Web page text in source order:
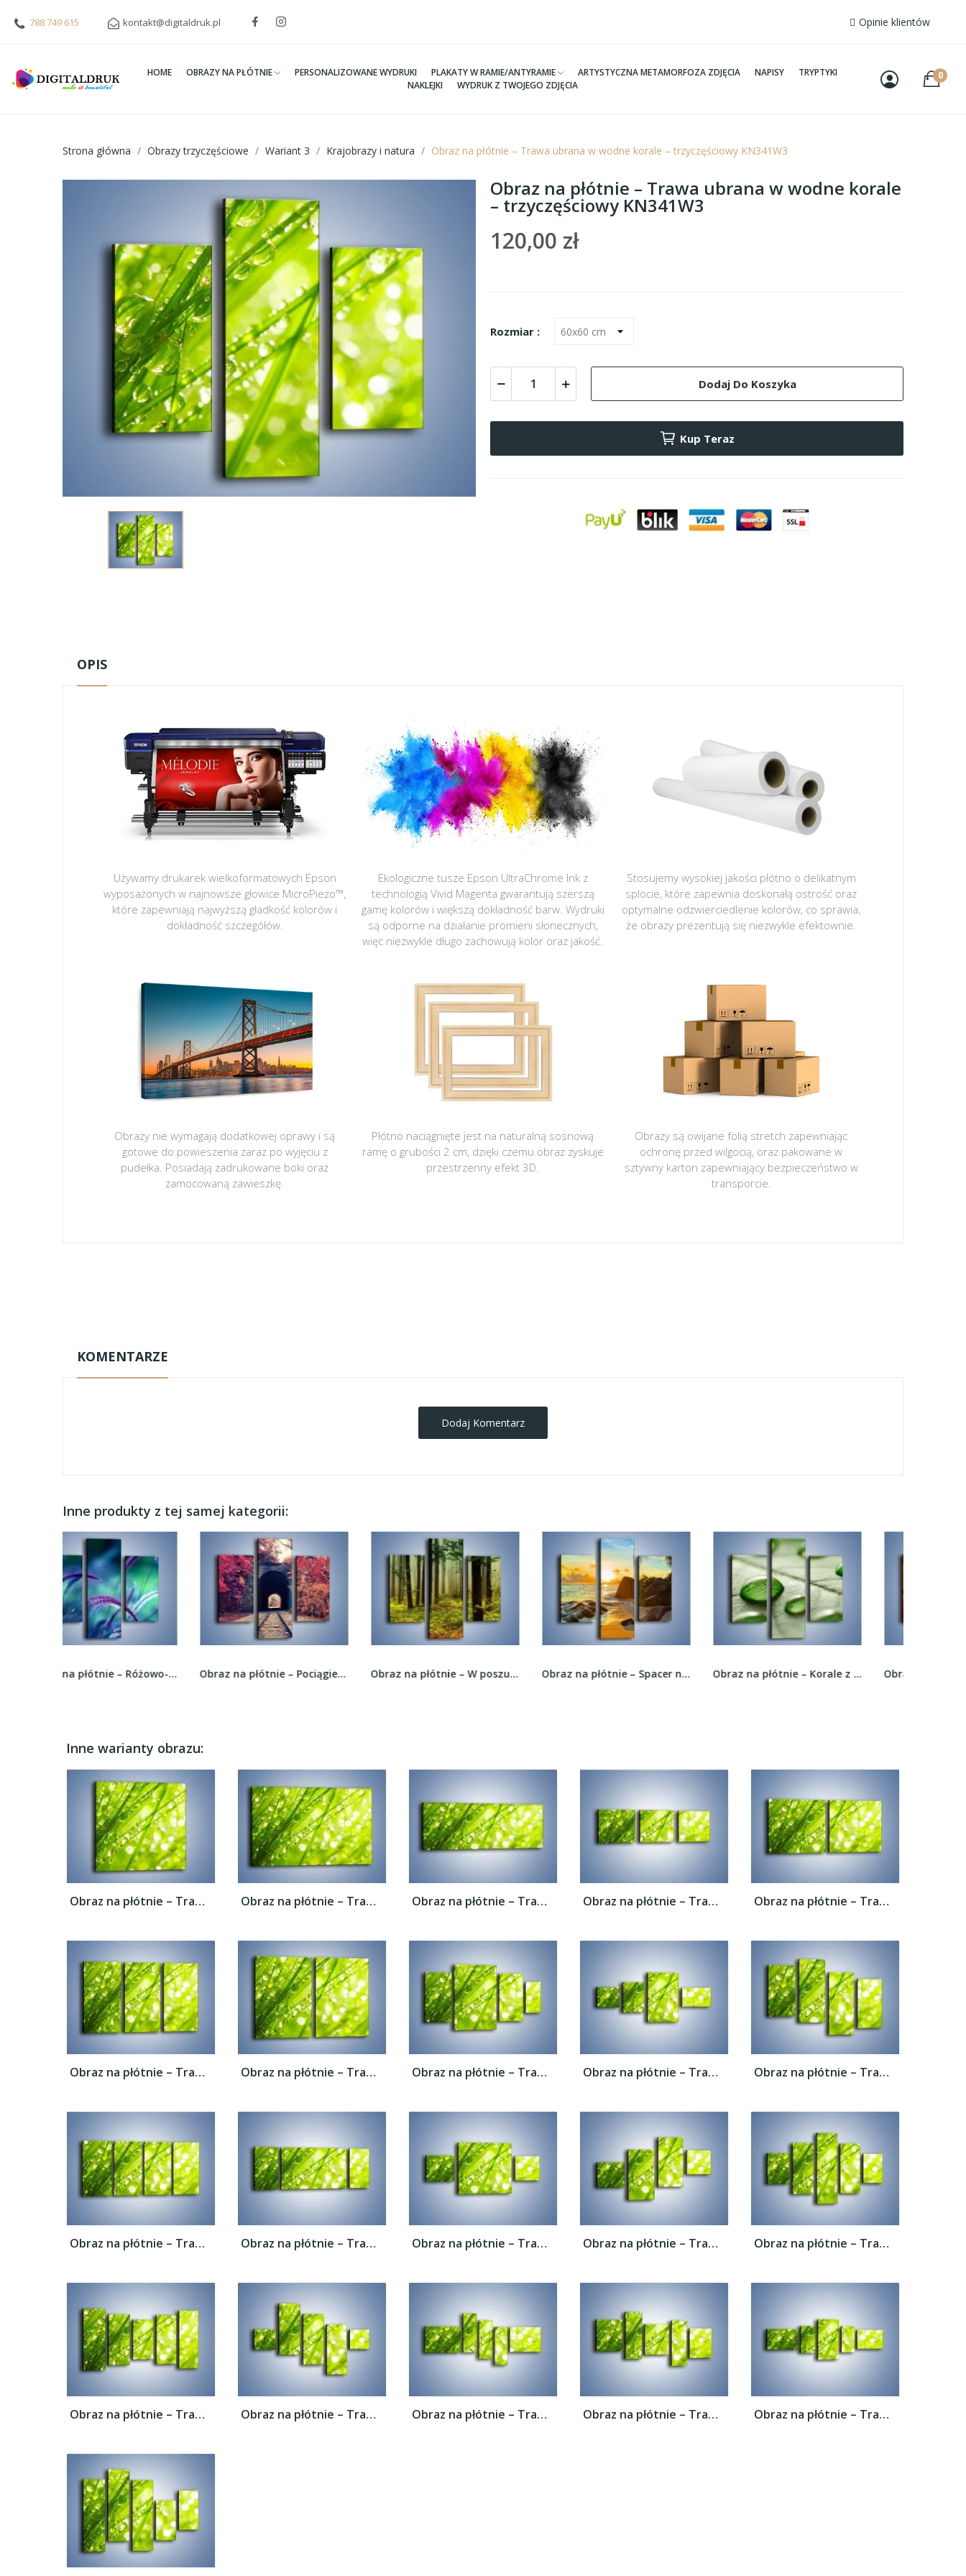
788 749 615 kontakt@digitaldruk.pl Opinie klientów
HOME OBRAZY NA PŁÓTNIE PERSONALIZOWANE WYDRUKI PLAKATY W RAMIE/ANTYRAMIE ARTYSTYCZNA METAMORFOZA ZDJĘCIA NAPISY
TRYPTYKI
NAKLEJKI
WYDRUK Z TWOJEGO ZDJĘCIA
0
Strona główna Obrazy trzyczęściowe Wariant 3 Krajobrazy i natura Obraz na płótnie – Trawa ubrana w wodne korale – trzyczęściowy KN341W3
Obraz na płótnie – Trawa ubrana w wodne korale
– trzyczęściowy KN341W3
120,00 zł
Rozmiar :
Dodaj Do Koszyka
Kup Teraz
OPIS
Używamy drukarek wielkoformatowych Epson
wyposażonych w najnowsze głowice MicroPiezo™,
które zapewniają najwyższą gładkość kolorów i
dokładność szczegółów.
Ekologiczne tusze Epson UltraChrome Ink z
technologią Vivid Magenta gwarantują szerszą
gamę kolorów i większą dokładność barw. Wydruki
są odporne na działanie promieni słonecznych,
więc niezwykle długo zachowują kolor oraz jakość.
Stosujemy wysokiej jakości płótno o delikatnym
splocie, które zapewnia doskonałą ostrość oraz
optymalne odzwierciedlenie kolorów, co sprawia,
że obrazy prezentują się niezwykle efektownie.
Obrazy nie wymagają dodatkowej oprawy i są
gotowe do powieszenia zaraz po wyjęciu z
pudełka. Posiadają zadrukowane boki oraz
zamocowaną zawieszkę.
Płótno naciągnięte jest na naturalną sosnową
ramę o grubości 2 cm, dzięki czemu obraz zyskuje
przestrzenny efekt 3D.
Obrazy są owijane folią stretch zapewniając
ochronę przed wilgocią, oraz pakowane w
sztywny karton zapewniający bezpieczeństwo w
transporcie.
KOMENTARZE
Dodaj Komentarz
Inne produkty z tej samej kategorii:
Obraz na płótnie – Pociągiem przez jesień –... Obraz na płótnie – W poszukiwaniu grzybów –... Obraz na płótnie – Spacer na bezludnej wyspie –... Obraz na płótnie – Korale z kropli wody –... Obraz na płótnie – Wszystkie kolory listków –...
Inne warianty obrazu:
Obraz na płótnie – Trawa ubrana w wodne... Obraz na płótnie – Trawa ubrana w wodne... Obraz na płótnie – Trawa ubrana w wodne... Obraz na płótnie – Trawa ubrana w wodne... Obraz na płótnie – Trawa ubrana w wodne...
Obraz na płótnie – Trawa ubrana w wodne... Obraz na płótnie – Trawa ubrana w wodne... Obraz na płótnie – Trawa ubrana w wodne... Obraz na płótnie – Trawa ubrana w wodne... Obraz na płótnie – Trawa ubrana w wodne...
Obraz na płótnie – Trawa ubrana w wodne... Obraz na płótnie – Trawa ubrana w wodne... Obraz na płótnie – Trawa ubrana w wodne... Obraz na płótnie – Trawa ubrana w wodne... Obraz na płótnie – Trawa ubrana w wodne...
Obraz na płótnie – Trawa ubrana w wodne... Obraz na płótnie – Trawa ubrana w wodne... Obraz na płótnie – Trawa ubrana w wodne... Obraz na płótnie – Trawa ubrana w wodne... Obraz na płótnie – Trawa ubrana w wodne...